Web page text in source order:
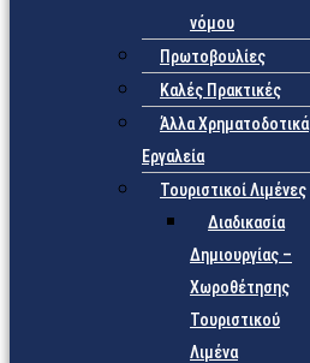
νόμου
Πρωτοβουλίες
Καλές Πρακτικές
Άλλα Χρηματοδοτικά
Εργαλεία
Τουριστικοί Λιμένες
Διαδικασία
Δημιουργίας –
Χωροθέτησης
Τουριστικού
Λιμένα